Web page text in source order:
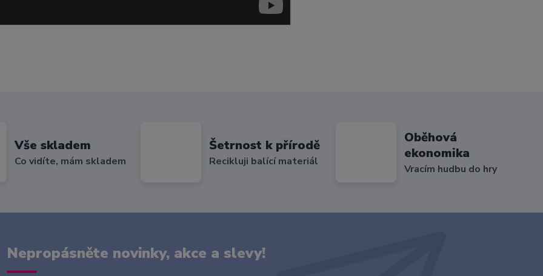
Vše skladem
Co vidíte, mám skladem
Šetrnost k přírodě
Recikluji balící materiál
Oběhová
ekonomika
Vracím hudbu do hry
Nepropásněte novinky, akce a slevy!